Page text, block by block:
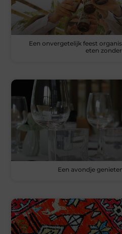
Een onvergetelijk feest
eten
Een avondje